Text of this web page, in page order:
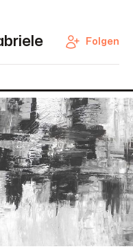
Folgen